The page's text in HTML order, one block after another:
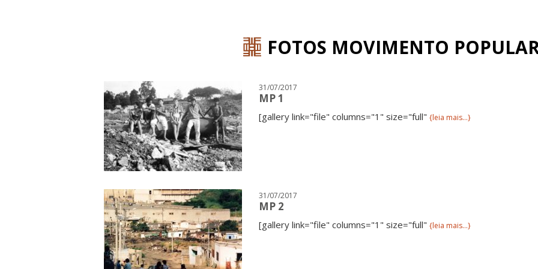
FOTOS MOVIMENTO
31/07/2017
MP 1
[gallery link="file" columns="1" size="full" {leia mais...}
31/07/2017
MP 2
[gallery link="file" columns="1" size="full" {leia mais...}